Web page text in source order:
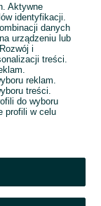
Aktywne
identyfikacji.
danych
urządzeniu lub
i
treści.
reklam.
treści.
do wyboru
profili w celu